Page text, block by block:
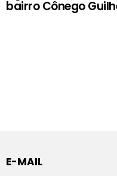
bairro Cônego
E-MAIL